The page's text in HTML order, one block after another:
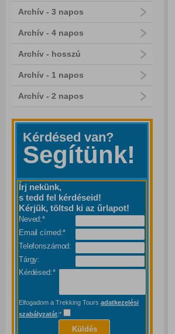
Archív - 3 napos
Archív - 4 napos
Archív - hosszú
Archív - 1 napos
Archív - 2 napos
Kérdésed van?
Segítünk!
Írj nekünk,
s tedd fel kérdéseid!
Kérjük, töltsd ki az űrlapot!
Neved:*
Email címed:*
Telefonszámod:
Tárgy:
Kérdésed:*
Elfogadom a Trekking Tours adatkezelési
szabályzatát:*
Küldés